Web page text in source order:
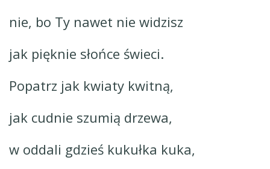
nie, bo Ty nawet nie widzisz
jak pięknie słońce świeci.
Popatrz jak kwiaty kwitną,
jak cudnie szumią drzewa,
w oddali gdzieś kukułka kuka,